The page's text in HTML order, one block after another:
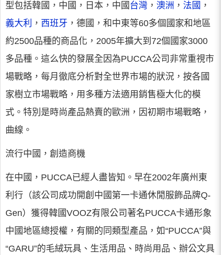
型包括韓國，中國，日本，中國 台灣 ， 澳洲 ， 法國 ，
義大利
， 西班牙 ，德國，和中東等60多個國家和地區
約2500品種的商品化，2005年擴大到72個國家3000
多品種。這么快的發展全因為PUCCA公司非常重視市
場戰略，每月徹底分析對全世界市場的狀況，按各國
家樹立市場戰略，用多種方法適用銷售極大化的模
式。特別是時尚產品熱賣的歐洲，因初期市場戰略，
曲線。
流行中國，創造商機
在中國，PUCCA已經人盡皆知。早在2002年廣州東
利行（該公司成功開創中國第一卡通休閒服飾品牌Q-
Gen）獲得韓國VOOZ有限公司著名PUCCA卡通形象
中國地區總授權，有關的同類型產品，如“PUCCA”與
“GARU”的毛絨玩具、生活用品、時尚用品、辦公文具